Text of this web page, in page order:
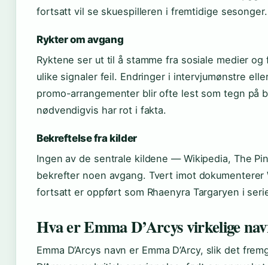
fortsatt vil se skuespilleren i fremtidige sesonger.
Rykter om avgang
Ryktene ser ut til å stamme fra sosiale medier
ulike signaler feil. Endringer i intervjumønstre
promo-arrangementer blir ofte lest som tegn på
nødvendigvis har rot i fakta.
Bekreftelse fra kilder
Ingen av de sentrale kildene — Wikipedia, The
bekrefter noen avgang. Tvert imot dokumenterer
fortsatt er oppført som Rhaenyra Targaryen i
Hva er Emma D’Arcys virkelige
Emma D’Arcys navn er Emma D’Arcy, slik det